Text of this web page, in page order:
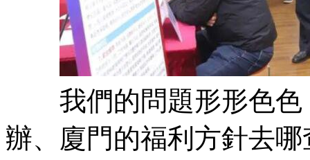
我們的問題形形色色
辦、廈門的福利方針去